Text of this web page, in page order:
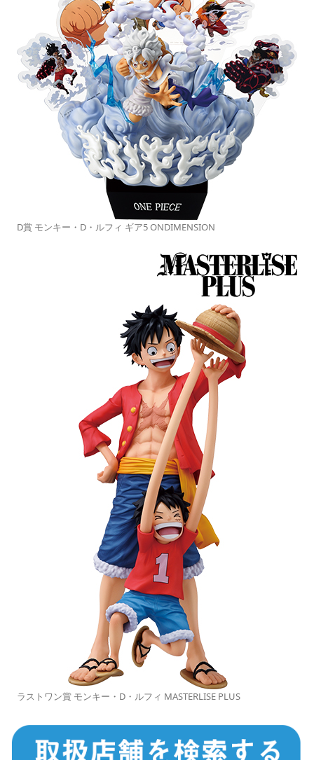
D賞 モンキー・D・ルフィ ギア5 ONDIMENSION
ラストワン賞 モンキー・D・ルフィ MASTERLISE PLUS